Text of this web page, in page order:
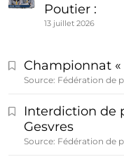
Poutier :
13 juillet 2026
Championnat
Source: Fédération de
Interdiction de
Gesvres
Source: Fédération de